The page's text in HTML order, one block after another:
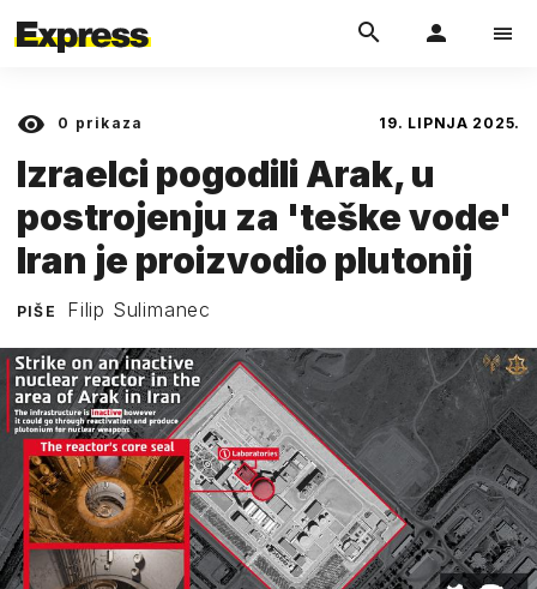
0 prikaza 19. LIPNJA 2025.
Izraelci pogodili Arak, u
postrojenju za 'teške vode'
Iran je proizvodio plutonij
PIŠE Filip Sulimanec